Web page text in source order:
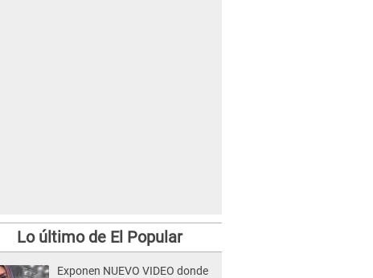
Lo último de El Popular
Exponen NUEVO VIDEO donde